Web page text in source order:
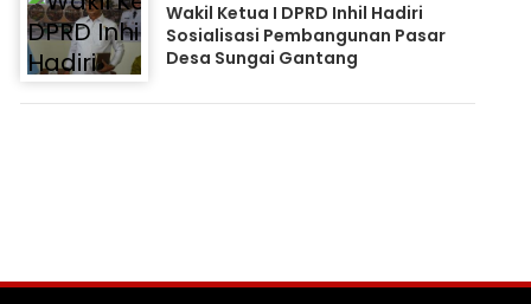
Wakil Ketua I DPRD Inhil Hadiri
Sosialisasi Pembangunan Pasar
Desa Sungai Gantang